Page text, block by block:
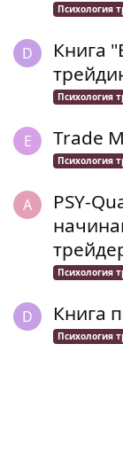
Психология
D
Книга
Психология
E Trade
Психология
А
PSY-
Психология
D Книга
Психология